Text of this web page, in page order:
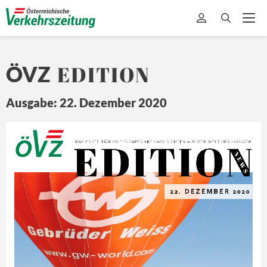
ÖVZ EDITION
Ausgabe: 22. Dezember 2020
Z
Ö EDITION
DAS ERSTE TÄ GLICHE E- PAPER MIT NA CHRICHTEN A US DER WELT DER LOGISTIK
N E
W S
22. DEZEMBER 2020